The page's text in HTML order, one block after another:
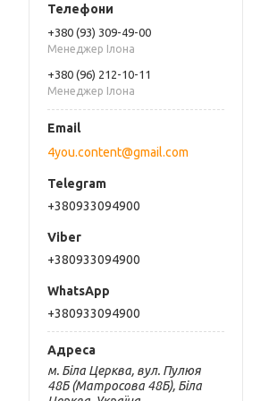
+380 (93) 309-49-00
Менеджер Ілона
+380 (96) 212-10-11
Менеджер Ілона
4you.content@gmail.com
+380933094900
+380933094900
+380933094900
м. Біла Церква, вул. Пулюя
48Б (Матросова 48Б), Біла